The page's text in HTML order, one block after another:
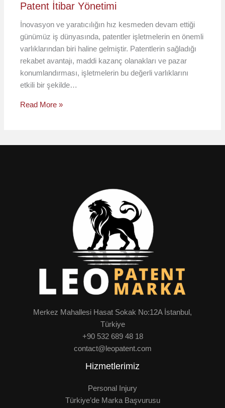
Patent İtibar Yönetimi
İnovasyon ve yaratıcılığın hız kesmeden devam ettiği
günümüz iş dünyasında, patentler işletmelerin en önemli
varlıklarından biri haline gelmiştir. Patentlerin sağladığı
rekabet avantajı, maddi kazanç olanakları ve pazar
konumlandırması, işletmelerin bu değerli varlıklarını
etkili bir şekilde…
Read More »
Merkez Mahallesi Hasat Sokak No:12A İstanbul,
Türkiye
+90 532 689 48 18
contact@leopatent.com
Hizmetlerimiz
Personal Injury
Türkiye’de Marka Başvurusu